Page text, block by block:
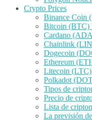
Crypto Prices
Binance Coin
Bitcoin (BTC)
Cardano
Chainlink
Dogecoin
Ethereum
Litecoin (LTC)
Polkadot
Tipos de
Precio de
Lista de
La previsión